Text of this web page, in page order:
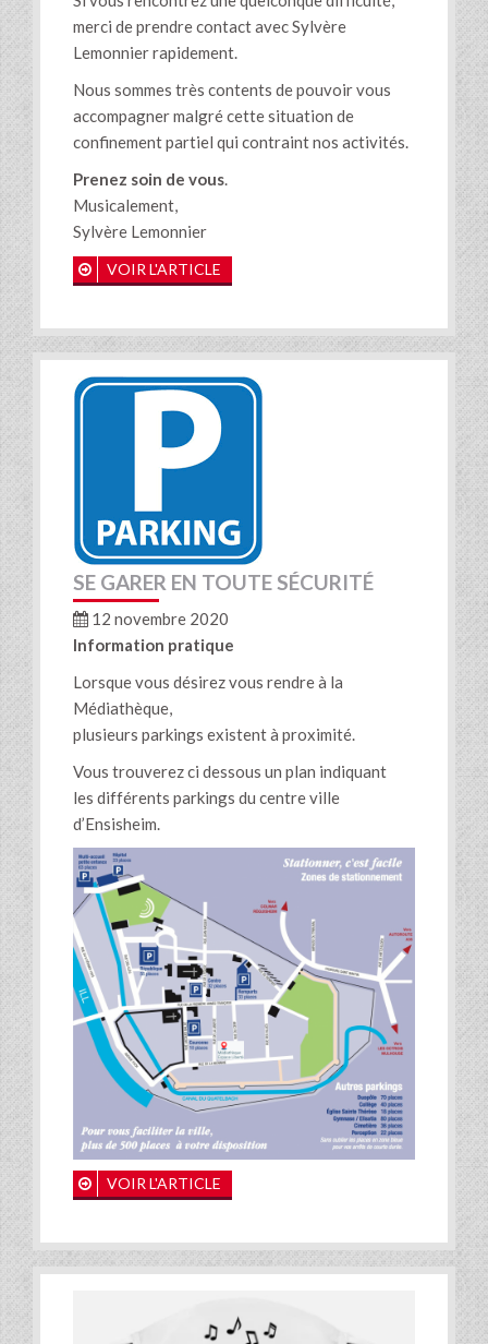
merci de prendre contact avec Sylvère
Lemonnier rapidement.
Nous sommes très contents de pouvoir vous
accompagner malgré cette situation de
confinement partiel qui contraint nos activités.
Prenez soin de vous.
Musicalement,
Sylvère Lemonnier
VOIR L'ARTICLE
SE GARER EN TOUTE SÉCURITÉ
12 novembre 2020
Information pratique
Lorsque vous désirez vous rendre à la
Médiathèque,
plusieurs parkings existent à proximité.
Vous trouverez ci dessous un plan indiquant
les différents parkings du centre ville
d’Ensisheim.
VOIR L'ARTICLE